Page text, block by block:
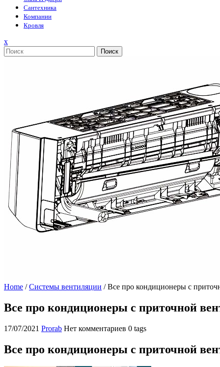
Сантехника
Компании
Кровля
xЗакрыть
меню
Поиск
Home /Системы вентиляции /Все про кондиционеры с
Все про кондиционеры с приточной
17/07/2021 Prorab Нет комментариев 0 tags
Все про кондиционеры с приточной